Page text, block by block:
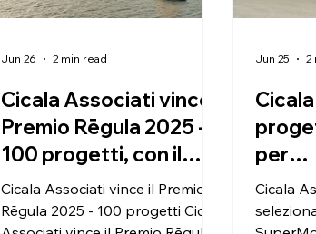
Cicala Associati vince il
Premio Rēgula 2025 -
100 progetti, con il
Nuovo Waterfront
della Città di Palermo
Cicala Associati vince il Premio
Rēgula 2025 - 100 progetti Cicala
Jun 26 2 min read
per
2026
Cicala
Jun 25 2